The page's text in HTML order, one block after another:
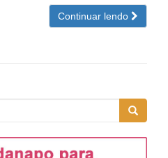
Continuar lendo